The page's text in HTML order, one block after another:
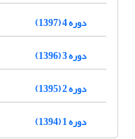
دوره 4 (1397)
دوره 3 (1396)
دوره 2 (1395)
دوره 1 (1394)